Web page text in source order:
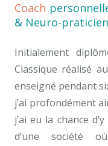
Coach
& Neuro-
Initialement
Classique réalisé
enseigné pendant
j’ai profondément
j’ai eu la chance
d’une société